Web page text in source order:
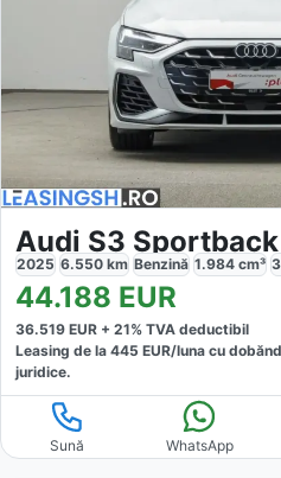
Audi S3 Sportback
2025 6.550 km Benzină 1.984 cm³
44.188 EUR
36.519 EUR + 21% TVA deductibil
Leasing de la 445 EUR/luna cu
juridice.
Sună WhatsApp